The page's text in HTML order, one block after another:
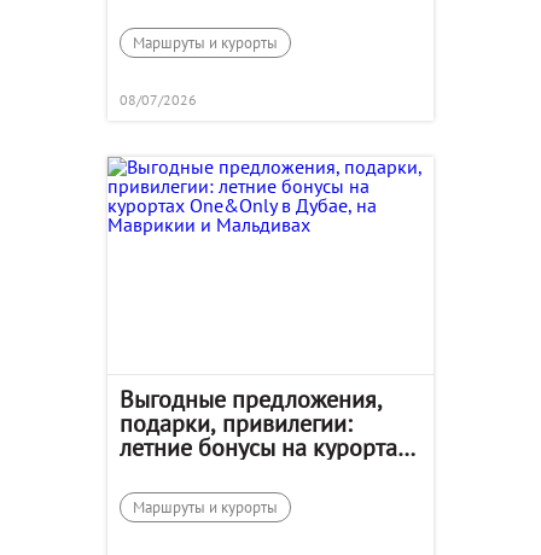
Маршруты и курорты
08/07/2026
Выгодные предложения,
подарки, привилегии:
летние бонусы на курортах
Маврикии и Мальдивах
Маршруты и курорты